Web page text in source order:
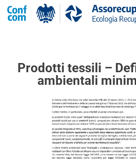
Prodotti tessili –
ambientali